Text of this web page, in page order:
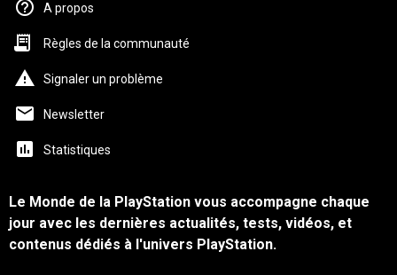
A propos
Règles de la communauté
Signaler un problème
Newsletter
Statistiques
Le Monde de la PlayStation vous accompagne chaque
jour avec les dernières actualités, tests, vidéos, et
contenus dédiés à l'univers PlayStation.